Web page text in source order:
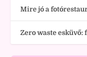
Mire jó a
Zero waste esküvő: